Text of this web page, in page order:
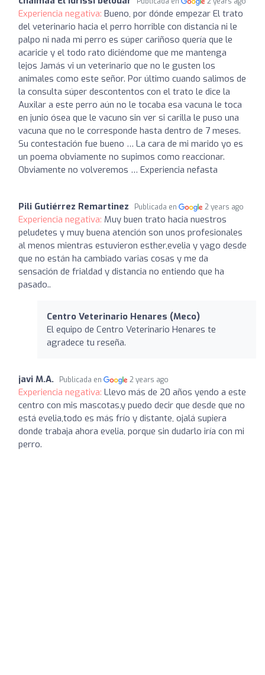
Experiencia negativa: Bueno, por dónde empezar El trato
del veterinario hacia el perro horrible con distancia ni le
palpo ni nada mi perro es súper cariñoso quería que le
acaricie y el todo rato diciéndome que me mantenga
lejos Jamás vi un veterinario que no le gusten los
animales como este señor. Por último cuando salimos de
la consulta súper descontentos con el trato le dice la
Auxilar a este perro aún no le tocaba esa vacuna le toca
en junio ósea que le vacuno sin ver si carilla le puso una
vacuna que no le corresponde hasta dentro de 7 meses.
Su contestación fue bueno … La cara de mi marido yo es
un poema obviamente no supimos como reaccionar.
Obviamente no volveremos … Experiencia nefasta
Pili Gutiérrez Remartinez Publicada en 2 years ago
Experiencia negativa: Muy buen trato hacia nuestros
peludetes y muy buena atención son unos profesionales
al menos mientras estuvieron esther,evelia y yago desde
que no están ha cambiado varias cosas y me da
sensación de frialdad y distancia no entiendo que ha
pasado..
Centro Veterinario Henares (Meco)
El equipo de Centro Veterinario Henares te
agradece tu reseña.
javi M.A. Publicada en 2 years ago
Experiencia negativa: Llevo más de 20 años yendo a este
centro con mis mascotas,y puedo decir que desde que no
está evelia,todo es más frío y distante, ojalá supiera
donde trabaja ahora evelia, porque sin dudarlo iría con mi
perro.